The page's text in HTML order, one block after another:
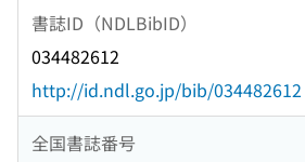
書誌ID（NDLBibID）
034482612
http://id.ndl.go.jp/bib/034482612
全国書誌番号